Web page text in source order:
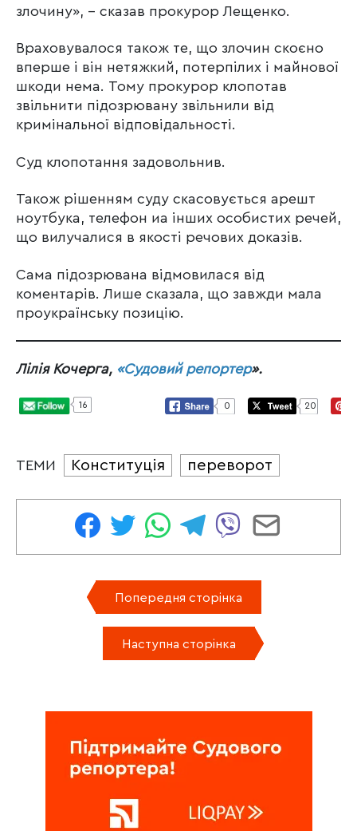
злочину», – сказав прокурор Лещенко.
Враховувалося також те, що злочин скоєно
вперше і він нетяжкий, потерпілих і майнової
шкоди нема. Тому прокурор клопотав
звільнити підозрювану звільнили від
кримінальної відповідальності.
Суд клопотання задовольнив.
Також рішенням суду скасовується арешт
ноутбука, телефон иа інших особистих речей,
що вилучалися в якості речових доказів.
Сама підозрювана відмовилася від
коментарів. Лише сказала, що завжди мала
проукраїнську позицію.
Лілія Кочерга, «Судовий репортер».
16 0 20
ТЕМИ Конституція переворот
Попередня сторінка
Наступна сторінка